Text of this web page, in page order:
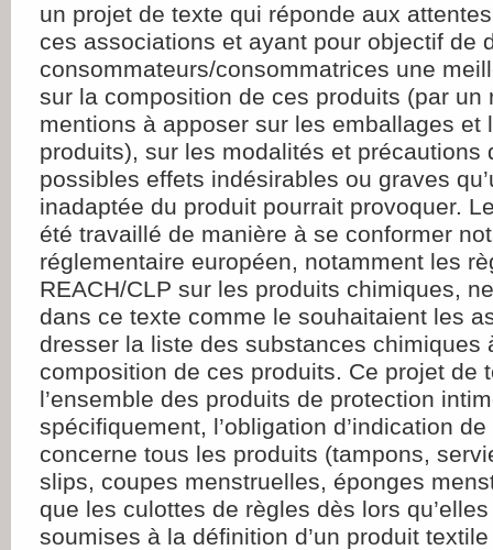
un projet de texte qui réponde aux
ces associations et ayant pour objectif de
consommateurs/consommatrices une
sur la composition de ces produits (par un
mentions à apposer sur les emballages et
produits), sur les modalités et précautions
possibles effets indésirables ou graves
inadaptée du produit pourrait provoquer.
été travaillé de manière à se conformer
réglementaire européen, notamment les
REACH/CLP sur les produits chimiques,
dans ce texte comme le souhaitaient les
dresser la liste des substances chimiques
composition de ces produits. Ce projet de
l’ensemble des produits de protection
spécifiquement, l’obligation d’indication
concerne tous les produits (tampons,
slips, coupes menstruelles, éponges
que les culottes de règles dès lors
soumises à la définition d’un produit